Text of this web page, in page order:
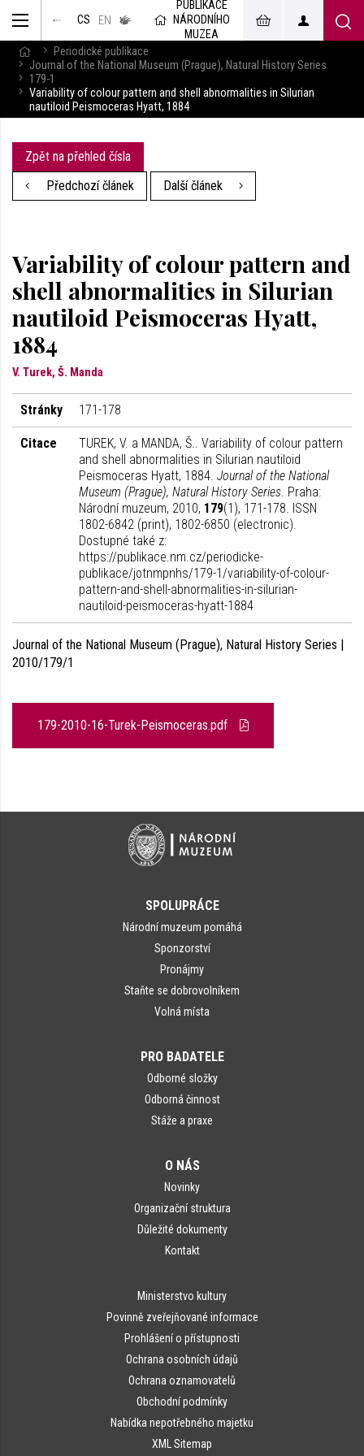
CS EN
v českém
jazyce
PUBLIKACE
NÁRODNÍHO
MUZEA
Periodické publikace
Journal of the National Museum (Prague), Natural History Series
179-1
Variability of colour pattern and shell abnormalities in Silurian
nautiloid Peismoceras Hyatt, 1884
Zpět na přehled čísla
Předchozí článek
Další článek
Variability of colour pattern and
shell abnormalities in Silurian
nautiloid Peismoceras Hyatt,
1884
V. Turek, Š. Manda
Stránky 171-178
Citace
TUREK, V. a MANDA, Š.. Variability of colour pattern
and shell abnormalities in Silurian nautiloid
Peismoceras Hyatt, 1884. Journal of the National
Museum (Prague), Natural History Series. Praha:
Národní muzeum, 2010, 179(1), 171-178. ISSN
1802-6842 (print), 1802-6850 (electronic).
Dostupné také z:
https://publikace.nm.cz/periodicke-
publikace/jotnmpnhs/179-1/variability-of-colour-
pattern-and-shell-abnormalities-in-silurian-
nautiloid-peismoceras-hyatt-1884
Journal of the National Museum (Prague), Natural History Series |
2010/179/1
179-2010-16-Turek-Peismoceras.pdf
SPOLUPRÁCE
Národní muzeum pomáhá
Sponzorství
Pronájmy
Staňte se dobrovolníkem
Volná místa
PRO BADATELE
Odborné složky
Odborná činnost
Stáže a praxe
O NÁS
Novinky
Organizační struktura
Důležité dokumenty
Kontakt
Ministerstvo kultury
Povinně zveřejňované informace
Prohlášení o přístupnosti
Ochrana osobních údajů
Ochrana oznamovatelů
Obchodní podmínky
Nabídka nepotřebného majetku
XML Sitemap